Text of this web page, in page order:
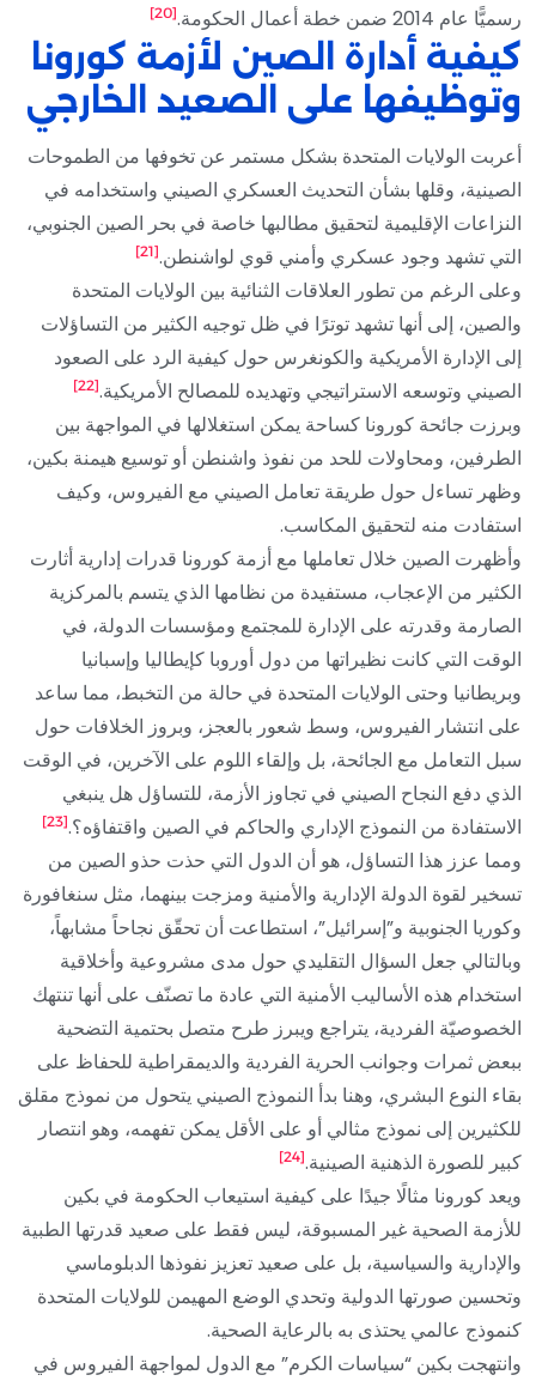
رسميًّا عام 2014 ضمن خطة أعمال الحكومة.
[20]
كيفية أدارة الصين لأزمة كورونا
وتوظيفها على الصعيد الخارجي
أعربت الولايات المتحدة بشكل مستمر عن تخوفها من الطموحات
الصينية، وقلها بشأن التحديث العسكري الصيني واستخدامه في
النزاعات الإقليمية لتحقيق مطالبها خاصة في بحر الصين الجنوبي،
التي تشهد وجود عسكري وأمني قوي لواشنطن.[21]
وعلى الرغم من تطور العلاقات الثنائية بين الولايات المتحدة
والصين، إلى أنها تشهد توترًا في ظل توجيه الكثير من التساؤلات
إلى الإدارة الأمريكية والكونغرس حول كيفية الرد على الصعود
الصيني وتوسعه الاستراتيجي وتهديده للمصالح الأمريكية.[22]
وبرزت جائحة كورونا كساحة يمكن استغلالها في المواجهة بين
الطرفين، ومحاولات للحد من نفوذ واشنطن أو توسيع هيمنة بكين،
وظهر تساءل حول طريقة تعامل الصيني مع الفيروس، وكيف
استفادت منه لتحقيق المكاسب.
وأظهرت الصين خلال تعاملها مع أزمة كورونا قدرات إدارية أثارت
الكثير من الإعجاب، مستفيدة من نظامها الذي يتسم بالمركزية
الصارمة وقدرته على الإدارة للمجتمع ومؤسسات الدولة، في
الوقت التي كانت نظيراتها من دول أوروبا كإيطاليا وإسبانيا
وبريطانيا وحتى الولايات المتحدة في حالة من التخبط، مما ساعد
على انتشار الفيروس، وسط شعور بالعجز، وبروز الخلافات حول
سبل التعامل مع الجائحة، بل وإلقاء اللوم على الآخرين، في الوقت
الذي دفع النجاح الصيني في تجاوز الأزمة، للتساؤل هل ينبغي
الاستفادة من النموذج الإداري والحاكم في الصين واقتفاؤه؟.[23]
ومما عزز هذا التساؤل، هو أن الدول التي حذت حذو الصين من
تسخير لقوة الدولة الإدارية والأمنية ومزجت بينهما، مثل سنغافورة
وكوريا الجنوبية و”إسرائيل”، استطاعت أن تحقّق نجاحاً مشابهاً،
وبالتالي جعل السؤال التقليدي حول مدى مشروعية وأخلاقية
استخدام هذه الأساليب الأمنية التي عادة ما تصنّف على أنها تنتهك
الخصوصيّة الفردية، يتراجع ويبرز طرح متصل بحتمية التضحية
ببعض ثمرات وجوانب الحرية الفردية والديمقراطية للحفاظ على
بقاء النوع البشري، وهنا بدأ النموذج الصيني يتحول من نموذج مقلق
للكثيرين إلى نموذج مثالي أو على الأقل يمكن تفهمه، وهو انتصار
كبير للصورة الذهنية الصينية.[24]
ويعد كورونا مثالًا جيدًا على كيفية استيعاب الحكومة في بكين
للأزمة الصحية غير المسبوقة، ليس فقط على صعيد قدرتها الطبية
والإدارية والسياسية، بل على صعيد تعزيز نفوذها الدبلوماسي
وتحسين صورتها الدولية وتحدي الوضع المهيمن للولايات المتحدة
كنموذج عالمي يحتذى به بالرعاية الصحية.
وانتهجت بكين “سياسات الكرم” مع الدول لمواجهة الفيروس في